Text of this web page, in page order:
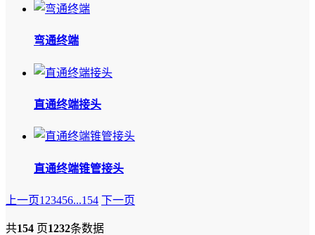
弯通终端
直通终端接头
直通终端锥管接头
上一页1 23456...154 下一页
共154 页1232条数据